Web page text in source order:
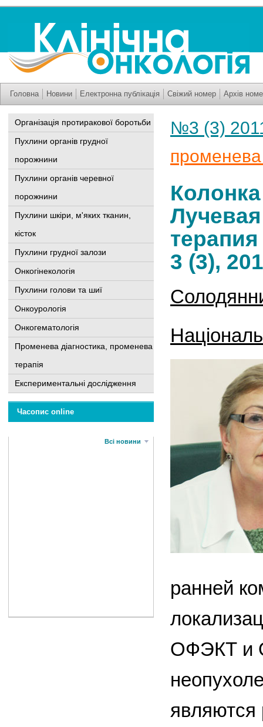
Головна Новини Електронна публікація Свіжий номер Архів
Організація протиракової боротьби
Пухлини органів грудної
порожнини
Пухлини органів черевної
порожнини
Пухлини шкіри, м'яких тканин,
кісток
Пухлини грудної залози
Онкогінекологія
Пухлини голови та шиї
Онкоурологія
Онкогематологія
Променева діагностика, променева
терапія
Експериментальні дослідження
Часопис online
Всі новини
№3 (3)
променева
терапия
3 (3),
ранней
ОФЭКТ и
являются